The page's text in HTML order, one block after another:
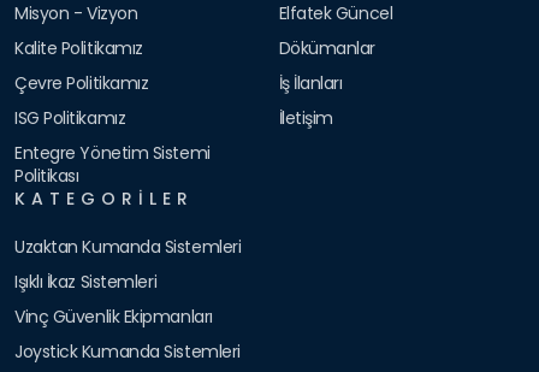
Misyon - Vizyon
Kalite Politikamız
Çevre Politikamız
ISG Politikamız
Entegre Yönetim Sistemi
Politikası
Elfatek Güncel
Dökümanlar
İş İlanları
İletişim
KATEGORILER
Uzaktan Kumanda Sistemleri
Işıklı İkaz Sistemleri
Vinç Güvenlik Ekipmanları
Joystick Kumanda Sistemleri